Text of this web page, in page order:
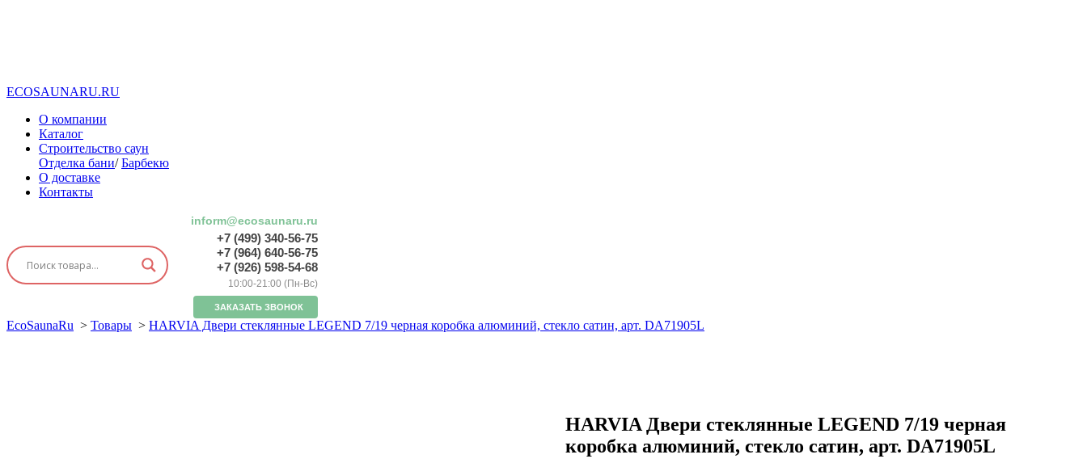
ECOSAUNARU.RU
О компании
Каталог
Строительство саун
Отделка бани/Барбекю
О доставке
Контакты
inform@ecosaunaru.ru
+7 (499) 340-56-75
+7 (964) 640-56-75
+7 (926) 598-54-68
10:00-21:00 (Пн-Вс)
ЗАКАЗАТЬ ЗВОНОК
EcoSaunaRu > Товары > HARVIA Двери стеклянные LEGEND 7/19 черная коробка алюминий, стекло сатин, арт. DA71905L
HARVIA Двери стеклянные LEGEND 7/19 черная
коробка алюминий, стекло сатин, арт. DA71905L